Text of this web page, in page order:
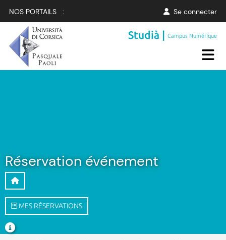
NOS PORTAILS : Se connecter
Studià |Campus Numérique
Réservation événement
MES RÉSERVATIONS